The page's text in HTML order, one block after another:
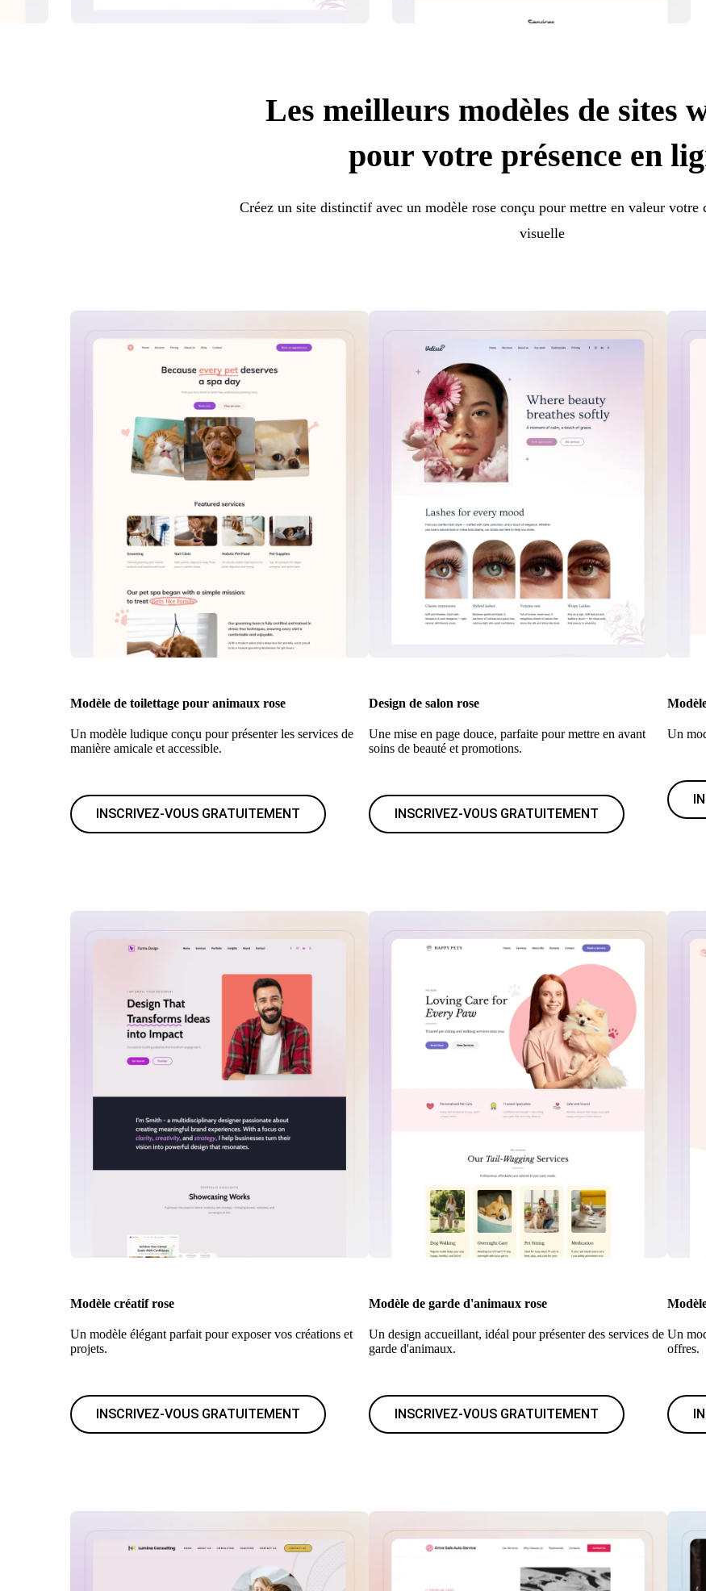
Les meilleurs modèles de sites
pour votre présence en
Créez un site distinctif avec un modèle rose conçu pour mettre en valeur votre
visuelle
Modèle de toilettage pour animaux rose
Un modèle ludique conçu pour présenter les services de
manière amicale et accessible.
INSCRIVEZ-VOUS GRATUITEMENT
Design de salon rose
Une mise en page douce, parfaite pour mettre en avant
soins de beauté et promotions.
INSCRIVEZ-VOUS GRATUITEMENT
Un
Modèle créatif rose
Un modèle élégant parfait pour exposer vos créations et
projets.
INSCRIVEZ-VOUS GRATUITEMENT
Modèle de garde d'animaux rose
Un design accueillant, idéal pour présenter des services de
garde d'animaux.
INSCRIVEZ-VOUS GRATUITEMENT
Un
offres.